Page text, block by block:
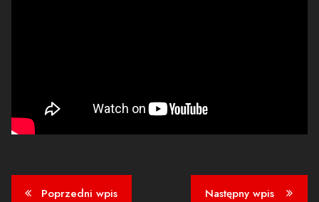
Poprzedni wpis Następny wpis